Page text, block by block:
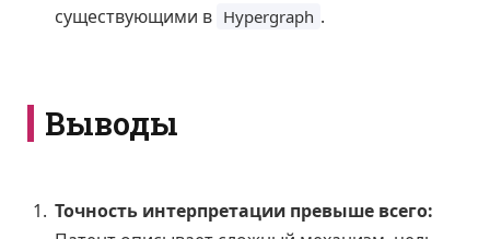
существующими в Hypergraph .
Выводы
Точность интерпретации превыше всего: